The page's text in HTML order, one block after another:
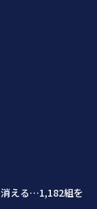
消える…1,182組を